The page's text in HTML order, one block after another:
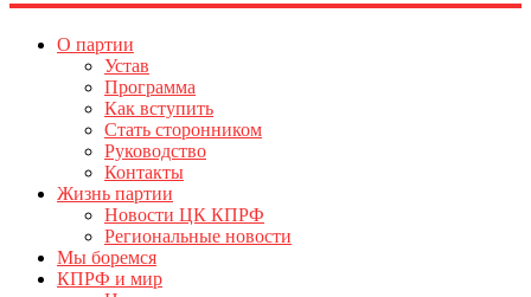
О партии
Устав
Программа
Как вступить
Стать сторонником
Руководство
Контакты
Жизнь партии
Новости ЦК КПРФ
Региональные новости
Мы боремся
КПРФ и мир